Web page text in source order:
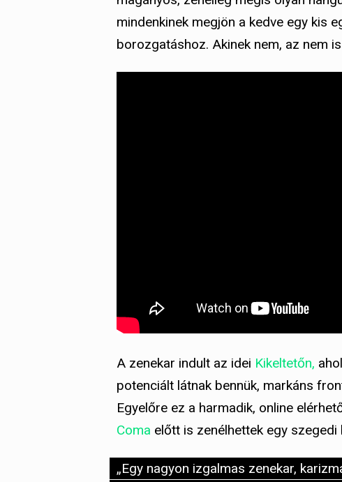
mindenkinek megjön a kedve egy kis
borozgatáshoz. Akinek nem, az nem
A zenekar indult az idei Kikeltetőn,
potenciált látnak bennük, markáns
Egyelőre ez a harmadik, online
Coma előtt is zenélhettek egy szegedi
„Egy nagyon izgalmas zenekar,